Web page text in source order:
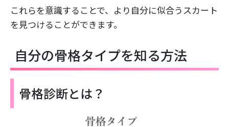
これらを意識することで、より自分に似合うスカート
を見つけることができます。
自分の骨格タイプを知る方法
骨格診断とは？